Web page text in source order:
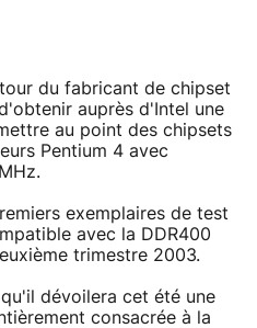
du fabricant de chipset
auprès d'Intel une
au point des chipsets
Pentium 4 avec
exemplaires de test
avec la DDR400
trimestre 2003.
dévoilera cet été une
consacrée à la